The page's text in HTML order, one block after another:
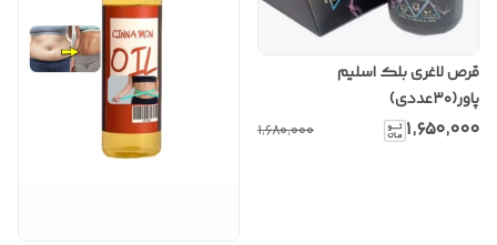
قرص لاغری بلک اسلیم
پاور(۳۰عددی)
۱٬۶۵۰٬۰۰۰ ۱٬۶۸۰٬۰۰۰